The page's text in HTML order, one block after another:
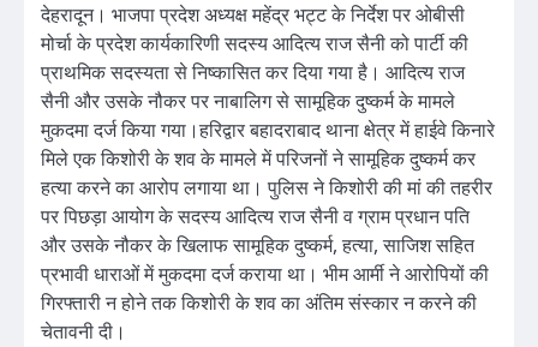
देहरादून। भाजपा प्रदेश अध्यक्ष महेंद्र भट्ट के निर्देश पर ओबीसी
मोर्चा के प्रदेश कार्यकारिणी सदस्य आदित्य राज सैनी को पार्टी की
प्राथमिक सदस्यता से निष्कासित कर दिया गया है। आदित्य राज
सैनी और उसके नौकर पर नाबालिग से सामूहिक दुष्कर्म के मामले
मुकदमा दर्ज किया गया।हरिद्वार बहादराबाद थाना क्षेत्र में हाईवे किनारे
मिले एक किशोरी के शव के मामले में परिजनों ने सामूहिक दुष्कर्म कर
हत्या करने का आरोप लगाया था। पुलिस ने किशोरी की मां की तहरीर
पर पिछड़ा आयोग के सदस्य आदित्य राज सैनी व ग्राम प्रधान पति
और उसके नौकर के खिलाफ सामूहिक दुष्कर्म, हत्या, साजिश सहित
प्रभावी धाराओं में मुकदमा दर्ज कराया था। भीम आर्मी ने आरोपियों की
गिरफ्तारी न होने तक किशोरी के शव का अंतिम संस्कार न करने की
चेतावनी दी।